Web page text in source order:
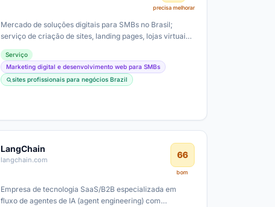
precisa melhorar
Mercado de soluções digitais para SMBs no Brasil;
serviço de criação de sites, landing pages, lojas virtuais
e gestão de Google Ads com…
Serviço
Marketing digital e desenvolvimento web para SMBs
sites profissionais para negócios Brazil
LangChain
langchain.com 66
bom
Empresa de tecnologia SaaS/B2B especializada em
fluxo de agentes de IA (agent engineering) com